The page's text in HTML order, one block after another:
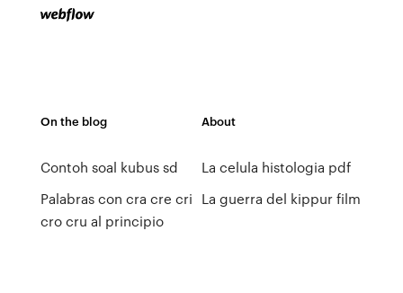
On the blog
Contoh soal kubus sd
Palabras con cra cre cri
cro cru al principio
About
La celula histologia pdf
La guerra del kippur film